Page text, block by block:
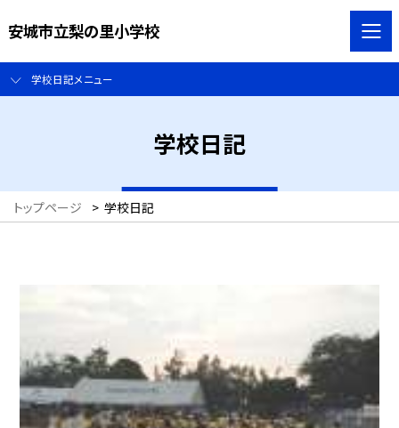
安城市立梨の里小学校
学校日記メニュー
学校日記
トップページ > 学校日記